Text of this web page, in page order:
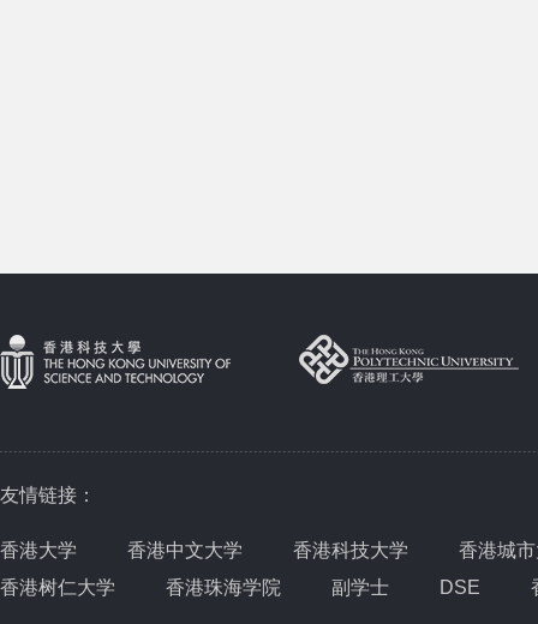
友情链接：
香港大学 香港中文大学 香港科技大学
香港城
香港树仁大学
香港珠海学院 副学士 DSE